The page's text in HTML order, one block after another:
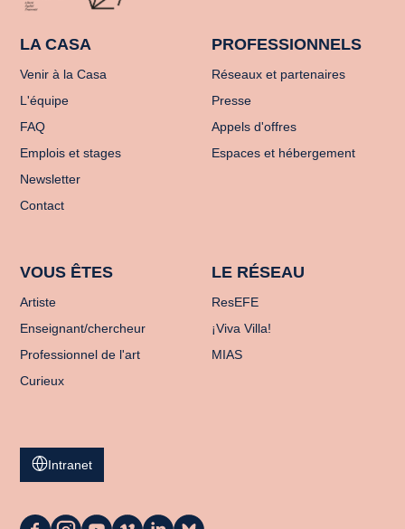
LA CASA
Venir à la Casa
L'équipe
FAQ
Emplois et stages
Newsletter
Contact
PROFESSIONNELS
Réseaux et partenaires
Presse
Appels d'offres
Espaces et hébergement
VOUS ÊTES
Artiste
Enseignant/chercheur
Professionnel de l'art
Curieux
LE RÉSEAU
ResEFE
¡Viva Villa!
MIAS
Intranet